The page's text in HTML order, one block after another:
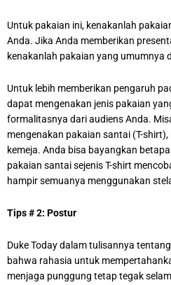
Untuk pakaian ini, kenakanlah
Anda. Jika Anda memberikan
kenakanlah pakaian yang umumnya
Untuk lebih memberikan pengaruh
dapat mengenakan jenis pakaian
formalitasnya dari audiens Anda.
mengenakan pakaian santai (T-
kemeja. Anda bisa bayangkan
pakaian santai sejenis T-shirt
hampir semuanya menggunakan
Tips # 2: Postur
Duke Today dalam tulisannya
bahwa rahasia untuk
menjaga punggung tetap tegak